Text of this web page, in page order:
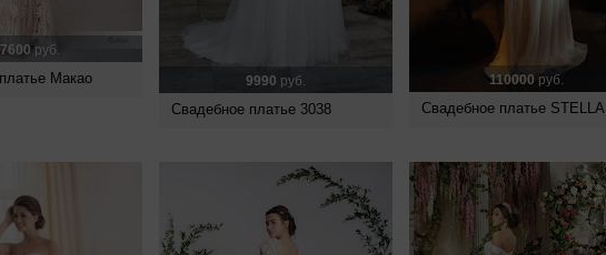
руб.
Макао 9990 руб.
Свадебное платье 3038
110000 руб.
Свадебное платье STELLA